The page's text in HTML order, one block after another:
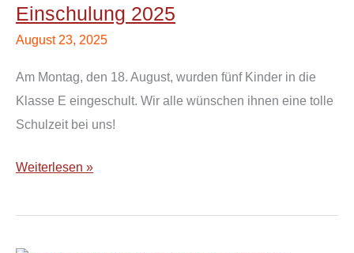
Einschulung 2025
August 23, 2025
Am Montag, den 18. August, wurden fünf Kinder in die
Klasse E eingeschult. Wir alle wünschen ihnen eine tolle
Schulzeit bei uns!
Weiterlesen »